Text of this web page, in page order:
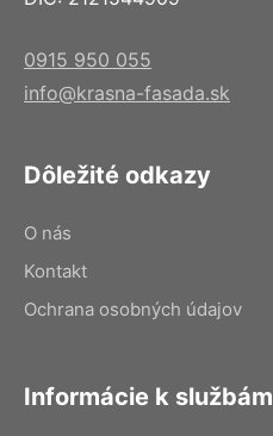
0915 950 055
info@krasna-fasada.sk
Dôležité odkazy
O nás
Kontakt
Ochrana osobných údajov
Informácie k službám